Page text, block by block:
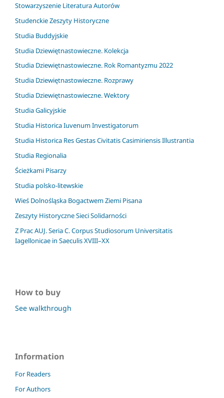
Stowarzyszenie Literatura Autorów
Studenckie Zeszyty Historyczne
Studia Buddyjskie
Studia Dziewiętnastowieczne. Kolekcja
Studia Dziewiętnastowieczne. Rok Romantyzmu 2022
Studia Dziewiętnastowieczne. Rozprawy
Studia Dziewiętnastowieczne. Wektory
Studia Galicyjskie
Studia Historica Iuvenum Investigatorum
Studia Historica Res Gestas Civitatis Casimiriensis Illustrantia
Studia Regionalia
Ścieżkami Pisarzy
Studia polsko-litewskie
Wieś Dolnośląska Bogactwem Ziemi Pisana
Zeszyty Historyczne Sieci Solidarności
Z Prac AUJ. Seria C. Corpus Studiosorum Universitatis
Iagellonicae in Saeculis XVIII–XX
How to buy
See walkthrough
Information
For Readers
For Authors